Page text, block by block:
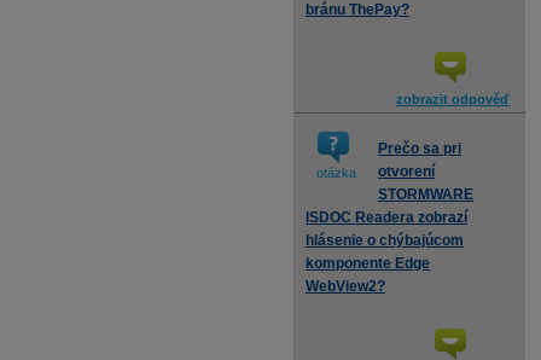
bránu ThePay?
zobrazit odpověď
otázka
Prečo sa pri
otvorení
STORMWARE
ISDOC Readera zobrazí
hlásenie o chýbajúcom
komponente Edge
WebView2?